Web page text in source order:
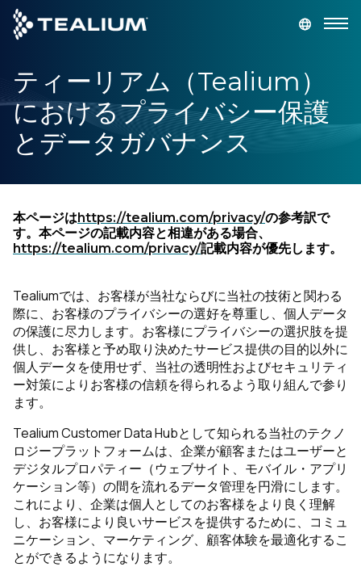
main
content
デモを依頼 ログイン
プラットフォーム
業種
会社
ティーリアム（Tealium）
におけるプライバシー保護
とデータガバナンス
本ページはhttps://tealium.com/privacy/の参考訳で
す。本ページの記載内容と相違がある場合、
https://tealium.com/privacy/記載内容が優先します。
Tealiumでは、お客様が当社ならびに当社の技術と関わる
際に、お客様のプライバシーの選好を尊重し、個人データ
の保護に尽力します。お客様にプライバシーの選択肢を提
供し、お客様と予め取り決めたサービス提供の目的以外に
個人データを使用せず、当社の透明性およびセキュリティ
ー対策によりお客様の信頼を得られるよう取り組んで参り
ます。
Tealium Customer Data Hubとして知られる当社のテクノ
ロジープラットフォームは、企業が顧客またはユーザーと
デジタルプロパティー（ウェブサイト、モバイル・アプリ
ケーション等）の間を流れるデータ管理を円滑にします。
これにより、企業は個人としてのお客様をより良く理解
し、お客様により良いサービスを提供するために、コミュ
ニケーション、マーケティング、顧客体験を最適化するこ
とができるようになります。